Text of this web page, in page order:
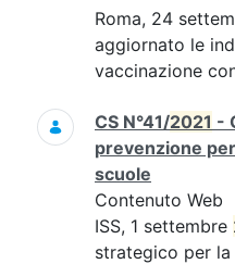
Roma, 24
aggiornato le
vaccinazione
CS N°41/2021 -
prevenzione
scuole
Contenuto Web
ISS, 1 settembre
strategico per